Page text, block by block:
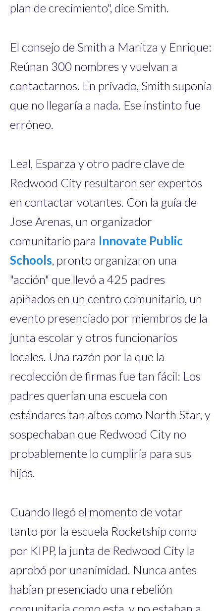
plan de crecimiento", dice Smith.
El consejo de Smith a Maritza y Enrique:
Reúnan 300 nombres y vuelvan a
contactarnos. En privado, Smith suponía
que no llegaría a nada. Ese instinto fue
erróneo.
Leal, Esparza y otro padre clave de
Redwood City resultaron ser expertos
en contactar votantes. Con la guía de
Jose Arenas, un organizador
comunitario para Innovate Public
Schools, pronto organizaron una
"acción" que llevó a 425 padres
apiñados en un centro comunitario, un
evento presenciado por miembros de la
junta escolar y otros funcionarios
locales. Una razón por la que la
recolección de firmas fue tan fácil: Los
padres querían una escuela con
estándares tan altos como North Star, y
sospechaban que Redwood City no
probablemente lo cumpliría para sus
hijos.
Cuando llegó el momento de votar
tanto por la escuela Rocketship como
por KIPP, la junta de Redwood City la
aprobó por unanimidad. Nunca antes
habían presenciado una rebelión